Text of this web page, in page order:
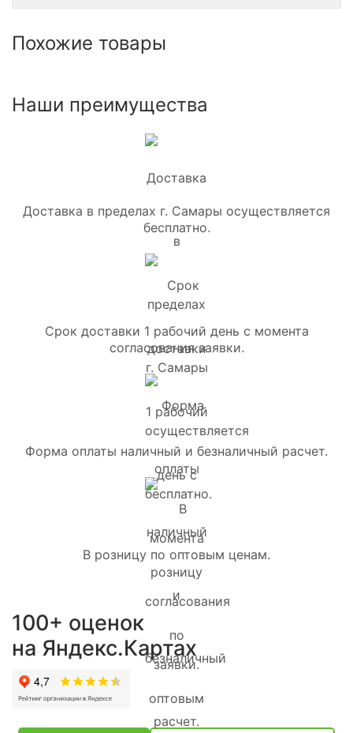
Похожие товары
Наши преимущества
Доставка в пределах г. Самары осуществляется
бесплатно.
Срок доставки 1 рабочий день с момента
согласования заявки.
Форма оплаты наличный и безналичный расчет.
В розницу по оптовым ценам.
100+ оценок
на Яндекс.Картах